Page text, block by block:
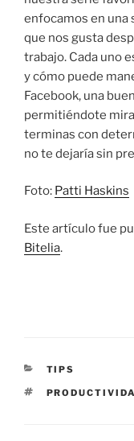
enfocamos en una
que nos gusta
trabajo. Cada uno
y cómo puede
Facebook, una
permitiéndote
terminas con
no te dejaría sin
Foto: Patti Haskins
Este artículo fue
Bitelia.
CATEGORÍAS
TIPS
ETIQUETAS